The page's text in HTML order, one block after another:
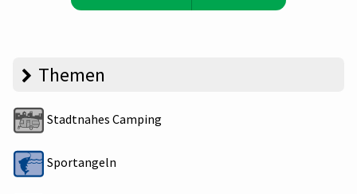
Themen
Stadtnahes Camping
Sportangeln